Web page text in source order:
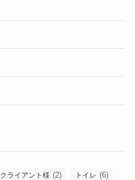
クライアント様 (2) トイレ (6)